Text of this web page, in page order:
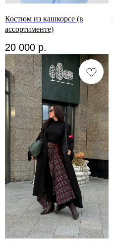
Костюм из кашкорсе (в
ассортименте)
20 000 р.